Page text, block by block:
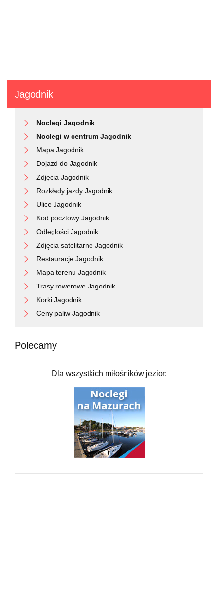
Jagodnik
Noclegi Jagodnik
Noclegi w centrum Jagodnik
Mapa Jagodnik
Dojazd do Jagodnik
Zdjęcia Jagodnik
Rozkłady jazdy Jagodnik
Ulice Jagodnik
Kod pocztowy Jagodnik
Odległości Jagodnik
Zdjęcia satelitarne Jagodnik
Restauracje Jagodnik
Mapa terenu Jagodnik
Trasy rowerowe Jagodnik
Korki Jagodnik
Ceny paliw Jagodnik
Polecamy
Dla wszystkich miłośników jezior: